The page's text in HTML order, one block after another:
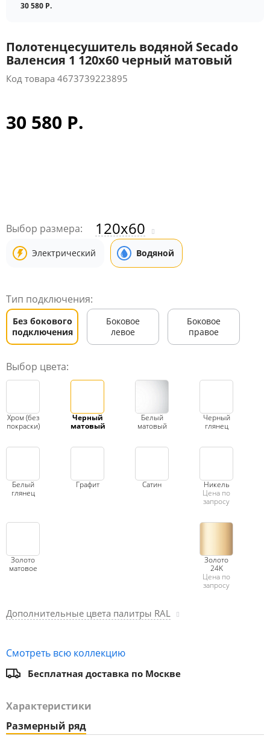
30 580 Р.
Полотенцесушитель водяной Secado
Валенсия 1 120x60 черный матовый
Код товара 4673739223895
30 580 Р.
Выбор размера: 120x60
Электрический Водяной
Тип подключения:
Без бокового
подключения
Боковое
левое
Боковое
правое
Выбор цвета:
Хром (без
покраски)
Черный
матовый
Белый
матовый
Черный
глянец
Белый
глянец
Графит Сатин
Никель
Цена по
запросу
Золото
матовое
Золото
24K
Цена по
запросу
Дополнительные цвета палитры RAL
Смотреть всю коллекцию
Бесплатная доставка по Москве
Характеристики
Размерный ряд